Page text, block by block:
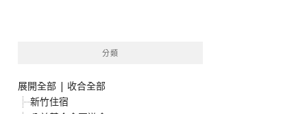
分類
展開全部 | 收合全部
新竹住宿